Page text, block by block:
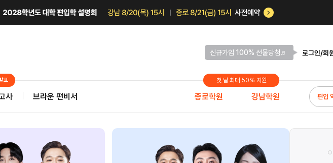
신규가입 100% 선물당첨♬ 로그인/회
사
표
브라운 편비서 종로학원
첫 달 최대 50% 지원
강남학원 편입